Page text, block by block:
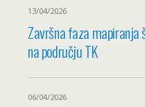
13/04/2026
Završna faza mapiranja
na području TK
06/04/2026